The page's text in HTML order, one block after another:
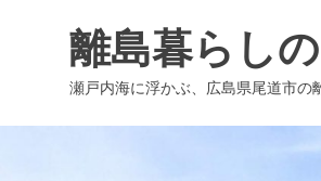
離島暮らし
瀬戸内海に浮かぶ、広島県尾道市の